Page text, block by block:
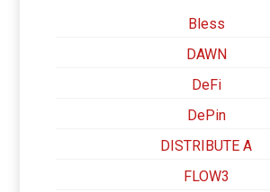
Bless
DAWN
DeFi
DePin
DISTRIBUTE A
FLOW3